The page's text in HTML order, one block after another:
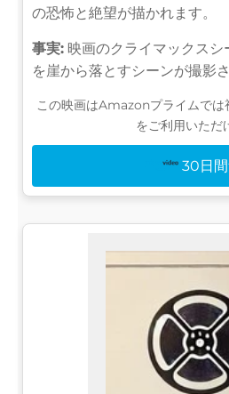
の恐怖と絶望が描かれます。
事実: 映画のクライマックスシ
を崖から落とすシーンが撮影
この映画はAmazonプライムでは
をご利用いただ
30日